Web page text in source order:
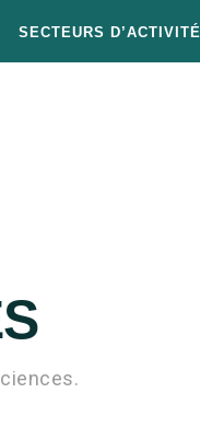
SECTEURS D’ACTIVITÉ